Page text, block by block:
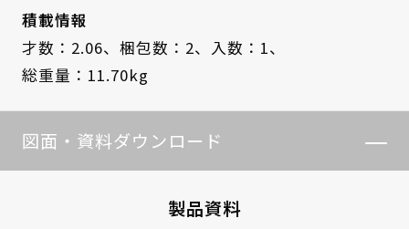
積載情報
才数：2.06、 梱包数：2、 入数：1、
総重量：11.70kg
図面・資料ダウンロード
製品資料